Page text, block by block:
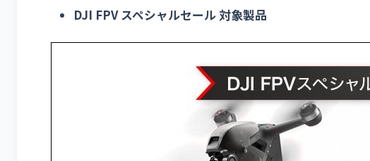
DJI FPV スペシャルセール 対象製品